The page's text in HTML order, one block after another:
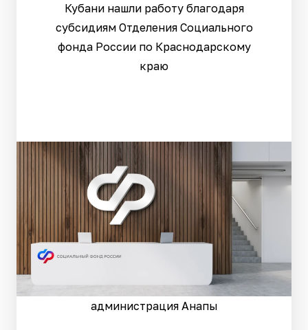
Кубани нашли работу благодаря
субсидиям Отделения Социального
фонда России по Краснодарскому
краю
администрация Анапы